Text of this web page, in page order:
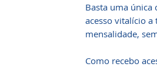
Basta uma única
acesso vitalício
mensalidade,
Como recebo